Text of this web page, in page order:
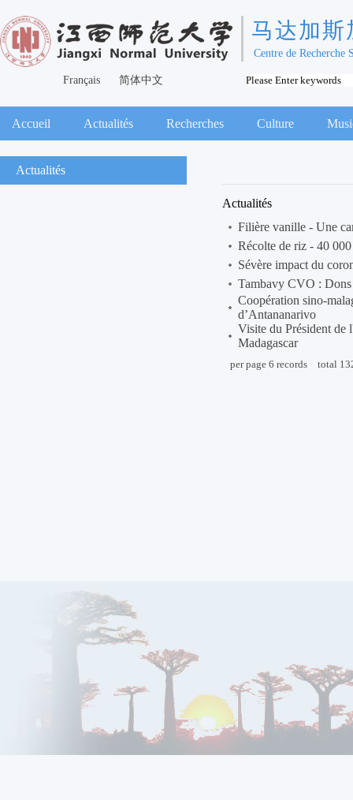
马达加斯
Centre de Recherche
Français 简体中文
Accueil Actualités Recherches Culture
Actualités
Actualités
Filière vanille - Une
Récolte de riz - 40
Sévère impact du
Tambavy CVO : Dons
Coopération sino-
d’Antananarivo
Visite du Président de
Madagascar
per page 6 records total